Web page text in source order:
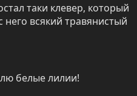
таки клевер, который
него всякий травянистый
белые лилии!